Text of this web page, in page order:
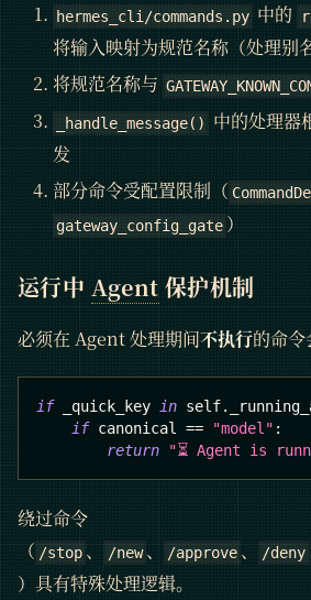
hermes_cli/commands.py 中的
将输入映射为规范名称（处理别
将规范名称与
_handle_message()
中的处理器
发
部分命令受配置限制（
gateway_config_gate ）
运行中 Agent 保护机制
必须在 Agent 处理期间不执行的命令
if _quick_key in self.
if canonical == "model" :
return
"⏳ Agent is
绕过命令
（ /stop 、 /new 、 /approve、 /deny
）具有特殊处理逻辑。